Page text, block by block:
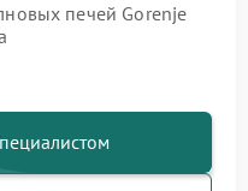
печей Gorenje